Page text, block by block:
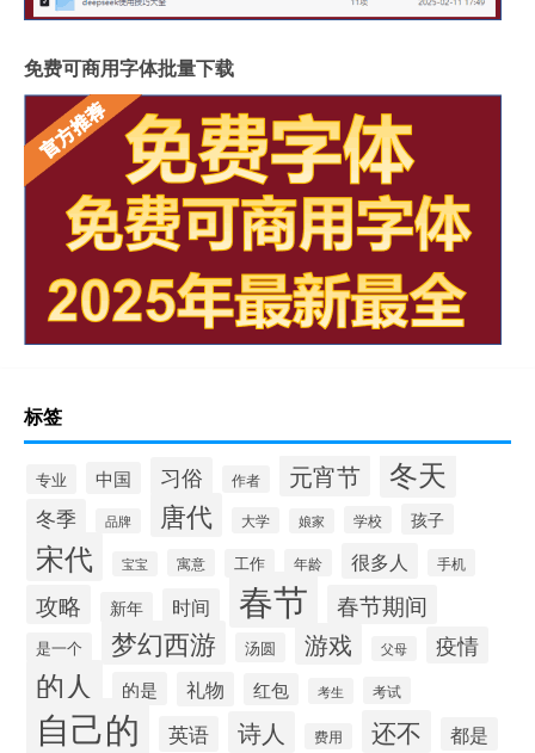
免费可商用字体批量下载
标签
专业 中国 习俗 作者 元宵节 冬天
冬季 品牌 唐代 大学 娘家 学校 孩子
宋代 宝宝 寓意 工作 年龄 很多人 手机
攻略 新年 时间 春节 春节期间
是一个 梦幻西游 汤圆 游戏 父母 疫情
的人 的是 礼物 红包 考生 考试
自己的 英语 诗人 费用 还不 都是